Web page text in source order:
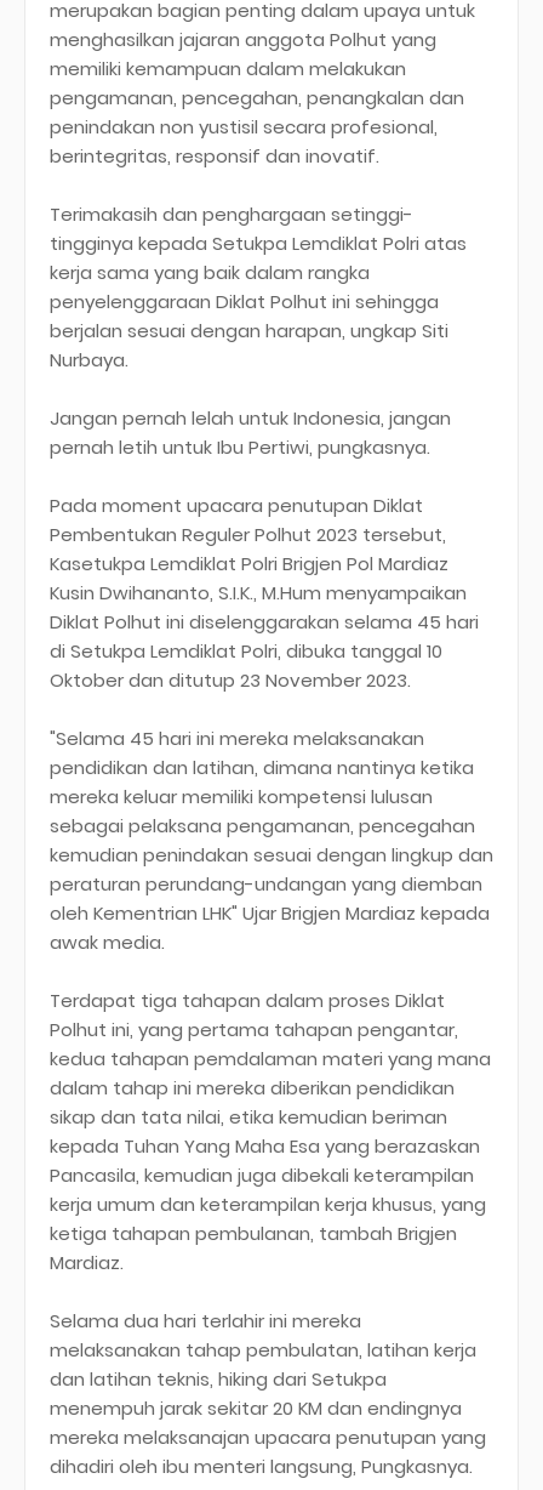
merupakan bagian penting dalam upaya untuk
menghasilkan jajaran anggota Polhut yang
memiliki kemampuan dalam melakukan
pengamanan, pencegahan, penangkalan dan
penindakan non yustisil secara profesional,
berintegritas, responsif dan inovatif.
Terimakasih dan penghargaan setinggi-
tingginya kepada Setukpa Lemdiklat Polri atas
kerja sama yang baik dalam rangka
penyelenggaraan Diklat Polhut ini sehingga
berjalan sesuai dengan harapan, ungkap Siti
Nurbaya.
Jangan pernah lelah untuk Indonesia, jangan
pernah letih untuk Ibu Pertiwi, pungkasnya.
Pada moment upacara penutupan Diklat
Pembentukan Reguler Polhut 2023 tersebut,
Kasetukpa Lemdiklat Polri Brigjen Pol Mardiaz
Kusin Dwihananto, S.I.K., M.Hum menyampaikan
Diklat Polhut ini diselenggarakan selama 45 hari
di Setukpa Lemdiklat Polri, dibuka tanggal 10
Oktober dan ditutup 23 November 2023.
"Selama 45 hari ini mereka melaksanakan
pendidikan dan latihan, dimana nantinya ketika
mereka keluar memiliki kompetensi lulusan
sebagai pelaksana pengamanan, pencegahan
kemudian penindakan sesuai dengan lingkup dan
peraturan perundang-undangan yang diemban
oleh Kementrian LHK" Ujar Brigjen Mardiaz kepada
awak media.
Terdapat tiga tahapan dalam proses Diklat
Polhut ini, yang pertama tahapan pengantar,
kedua tahapan pemdalaman materi yang mana
dalam tahap ini mereka diberikan pendidikan
sikap dan tata nilai, etika kemudian beriman
kepada Tuhan Yang Maha Esa yang berazaskan
Pancasila, kemudian juga dibekali keterampilan
kerja umum dan keterampilan kerja khusus, yang
ketiga tahapan pembulanan, tambah Brigjen
Mardiaz.
Selama dua hari terlahir ini mereka
melaksanakan tahap pembulatan, latihan kerja
dan latihan teknis, hiking dari Setukpa
menempuh jarak sekitar 20 KM dan endingnya
mereka melaksanajan upacara penutupan yang
dihadiri oleh ibu menteri langsung, Pungkasnya.